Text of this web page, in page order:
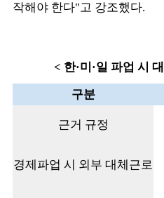
작해야 한다"고 강조했다.
< 한·미 ·일 파업 시
구분
근거 규정
경제파업 시 외부 대체근로